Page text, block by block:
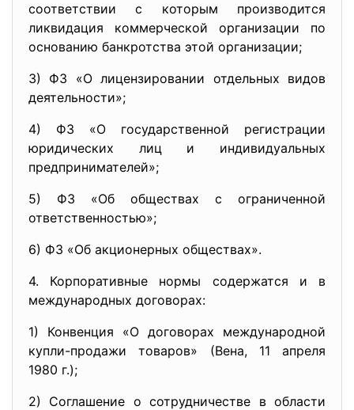
соответствии с которым производится
ликвидация коммерческой организации по
основанию банкротства этой организации;
3) ФЗ «О лицензировании отдельных видов
деятельности»;
4) ФЗ «О государственной регистрации
юридических лиц и индивидуальных
предпринимателей»;
5) ФЗ «Об обществах с ограниченной
ответственностью»;
6) ФЗ «Об акционерных обществах».
4. Корпоративные нормы содержатся и в
международных договорах:
1) Конвенция «О договорах международной
купли-продажи товаров» (Вена, 11 апреля
1980 г.);
2) Соглашение о сотрудничестве в области